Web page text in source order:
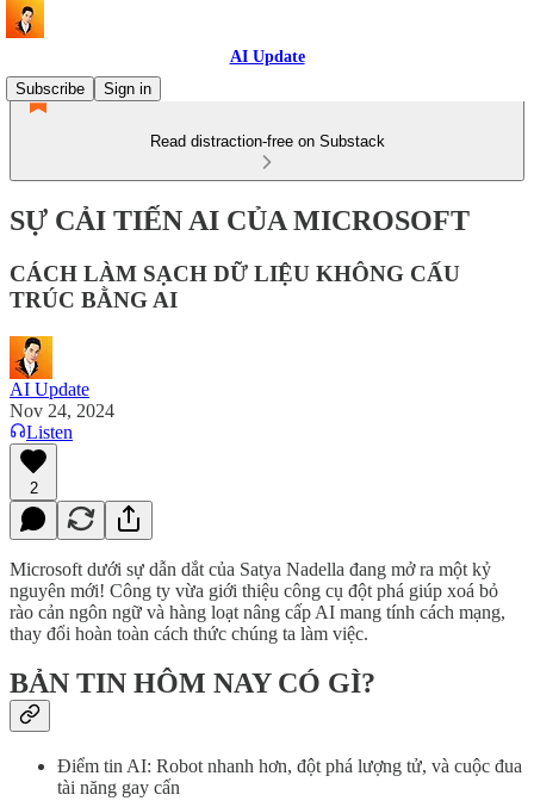
AI Update
Subscribe
Sign in
Read distraction-free on Substack
SỰ CẢI TIẾN AI CỦA MICROSOFT
CÁCH LÀM SẠCH DỮ LIỆU KHÔNG CẤU
TRÚC BẰNG AI
AI Update
Nov 24, 2024
Listen
2
Microsoft dưới sự dẫn dắt của Satya Nadella đang mở ra một kỷ
nguyên mới! Công ty vừa giới thiệu công cụ đột phá giúp xoá bỏ
rào cản ngôn ngữ và hàng loạt nâng cấp AI mang tính cách mạng,
thay đổi hoàn toàn cách thức chúng ta làm việc.
BẢN TIN HÔM NAY CÓ GÌ?
Điểm tin AI: Robot nhanh hơn, đột phá lượng tử, và cuộc đua
tài năng gay cấn